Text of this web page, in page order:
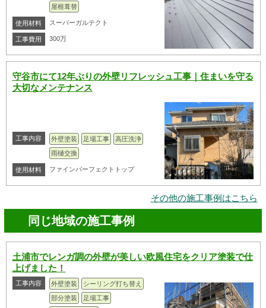
屋根葺替
使用材料 スーパーガルテクト
工事費用 300万
守谷市にて12年ぶりの外壁リフレッシュ工事｜住まいを守る
大切なメンテナンス
工事内容 外壁塗装 足場工事
高圧洗浄
雨樋交換
使用材料 ファインパーフェクトトップ
その他の施工事例はこちら
同じ地域の施工事例
土浦市でレンガ調の外壁が美しい欧風住宅をクリア塗装で仕
上げました！
工事内容 外壁塗装
シーリング打ち替え
部分塗装
足場工事